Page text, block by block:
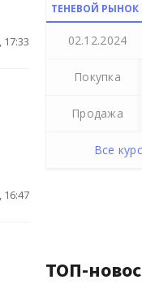
17:33
16:47
ТЕНЕВОЙ РЫНОК
02.12.2024
Покупка
Продажа
Все
ТОП-